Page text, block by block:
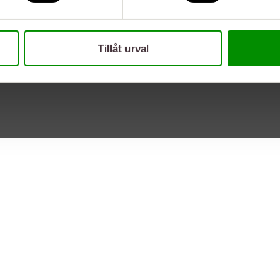
Tillåt urval